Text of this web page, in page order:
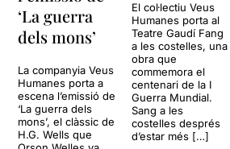
‘La guerra
dels mons’
La companyia Veus
Humanes porta a
escena l’emissió de
‘La guerra dels
mons’, el clàssic de
H.G. Wells que
El col·lectiu Veus
Humanes porta al
Teatre Gaudí Fang
a les costelles, una
obra que
commemora el
centenari de la I
Guerra Mundial.
Sang a les
costelles després
d’estar més […]